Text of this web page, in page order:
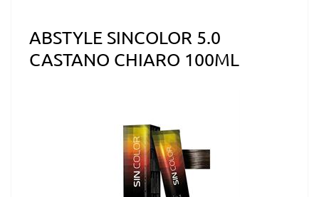
ABSTYLE SINCOLOR 5.0
CASTANO CHIARO 100ML